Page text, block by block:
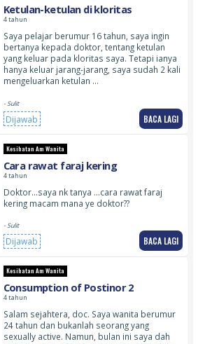
Ketulan-ketulan di kloritas
4 tahun
Saya pelajar berumur 16 tahun, saya ingin
bertanya kepada doktor, tentang ketulan
yang keluar pada kloritas saya. Tetapi ianya
hanya keluar jarang-jarang, saya sudah 2 kali
mengeluarkan ketulan …
- Sulit
Dijawab BACA LAGI
Kesihatan Am Wanita
Cara rawat faraj kering
4 tahun
Doktor…saya nk tanya …cara rawat faraj
kering macam mana ye doktor??
- Sulit
Dijawab BACA LAGI
Kesihatan Am Wanita
Consumption of Postinor 2
4 tahun
Salam sejahtera, doc. Saya wanita berumur
24 tahun dan bukanlah seorang yang
sexually active. Namun, bulan ini saya dah